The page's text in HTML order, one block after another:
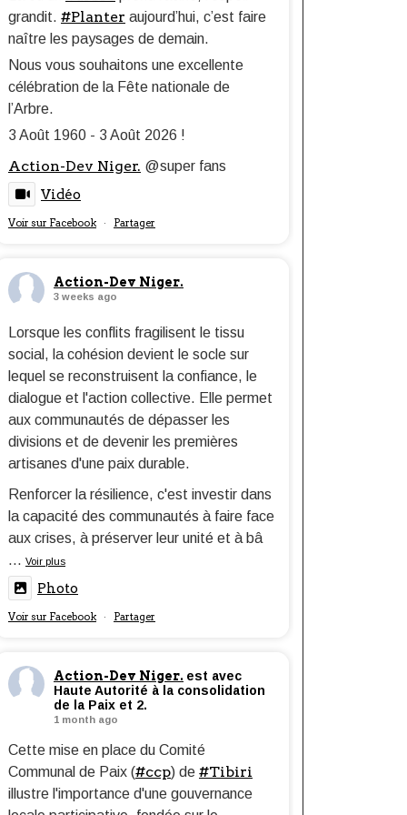
grandit. #Planter aujourd’hui, c’est faire
naître les paysages de demain.
Nous vous souhaitons une excellente
célébration de la Fête nationale de
l’Arbre.
3 Août 1960 - 3 Août 2026 !
Action-Dev Niger. @super fans
Vidéo
Voir sur Facebook · Partager
Action-Dev Niger.
3 weeks ago
Lorsque les conflits fragilisent le tissu
social, la cohésion devient le socle sur
lequel se reconstruisent la confiance, le
dialogue et l'action collective. Elle permet
aux communautés de dépasser les
divisions et de devenir les premières
artisanes d'une paix durable.
Renforcer la résilience, c'est investir dans
la capacité des communautés à faire face
aux crises, à préserver leur unité et à bâ
... Voir plus
Photo
Voir sur Facebook · Partager
Action-Dev Niger. est avec
Haute Autorité à la consolidation
de la Paix et 2.
1 month ago
Cette mise en place du Comité
Communal de Paix (#ccp) de #Tibiri
illustre l'importance d'une gouvernance